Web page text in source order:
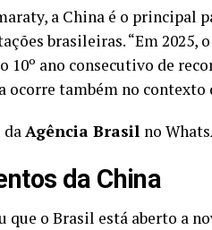
a China é o principal
brasileiras. “Em
10º ano consecutivo de
ocorre também no
daAgência Brasil no
da China
que o Brasil está aberto a